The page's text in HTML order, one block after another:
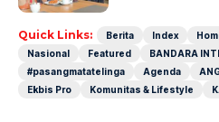
Quick Links: Berita Index
Nasional
Featured
BANDARA
#pasangmatatelinga
Agenda
Ekbis Pro
Komunitas & Lifestyle